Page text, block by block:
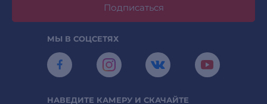
Подписаться
МЫ В СОЦСЕТЯХ
НАВЕДИТЕ КАМЕРУ И СКАЧАЙТЕ